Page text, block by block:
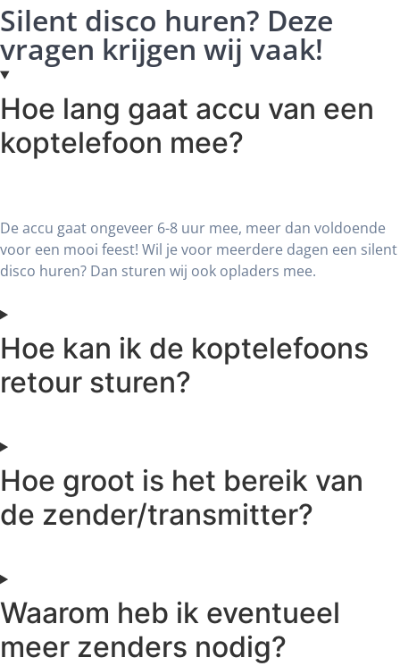
Silent disco huren? Deze
vragen krijgen wij vaak!
Hoe lang gaat accu van een
koptelefoon mee?
De accu gaat ongeveer 6-8 uur mee, meer dan voldoende
voor een mooi feest! Wil je voor meerdere dagen een silent
disco huren? Dan sturen wij ook opladers mee.
Hoe kan ik de koptelefoons
retour sturen?
Hoe groot is het bereik van
de zender/transmitter?
Waarom heb ik eventueel
meer zenders nodig?